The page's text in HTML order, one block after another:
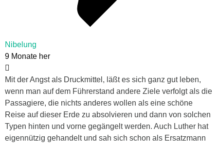
Nibelung
9 Monate her
Mit der Angst als Druckmittel, läßt es sich ganz gut leben,
wenn man auf dem Führerstand andere Ziele verfolgt als die
Passagiere, die nichts anderes wollen als eine schöne
Reise auf dieser Erde zu absolvieren und dann von solchen
Typen hinten und vorne gegängelt werden. Auch Luther hat
eigennützig gehandelt und sah sich schon als Ersatzmann